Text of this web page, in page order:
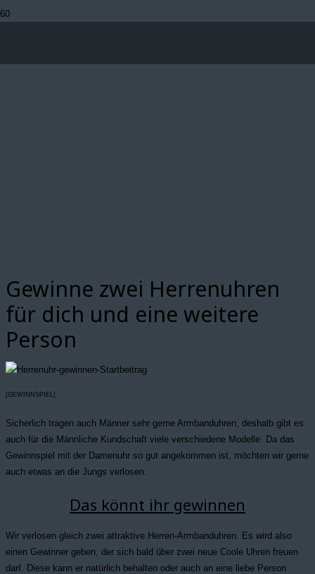
Gewinne zwei Herrenuhren
für dich und eine weitere
Person
[GEWINNSPIEL]
Sicherlich tragen auch Männer sehr gerne Armbanduhren, deshalb gibt es
auch für die Männliche Kundschaft viele verschiedene Modelle. Da das
Gewinnspiel mit der Damenuhr so gut angekommen ist, möchten wir gerne
auch etwas an die Jungs verlosen.
Das könnt ihr gewinnen
Wir verlosen gleich zwei attraktive Herren-Armbanduhren. Es wird also
einen Gewinner geben, der sich bald über zwei neue Coole Uhren freuen
darf. Diese kann er natürlich behalten oder auch an eine liebe Person